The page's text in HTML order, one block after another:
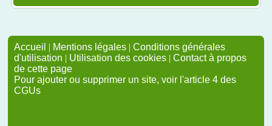
Accueil | Mentions légales | Conditions générales
d'utilisation | Utilisation des cookies | Contact à propos
de cette page
Pour ajouter ou supprimer un site, voir l'article 4 des
CGUs